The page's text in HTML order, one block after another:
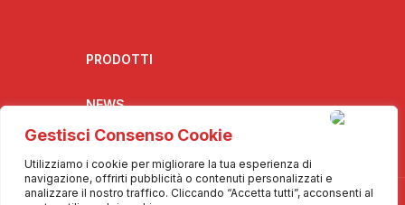
Gestisci Consenso Cookie
Utilizziamo i cookie per migliorare la tua esperienza di
navigazione, offrirti pubblicità o contenuti personalizzati e
analizzare il nostro traffico. Cliccando “Accetta tutti”, acconsenti al
PRODOTTI
NEWS